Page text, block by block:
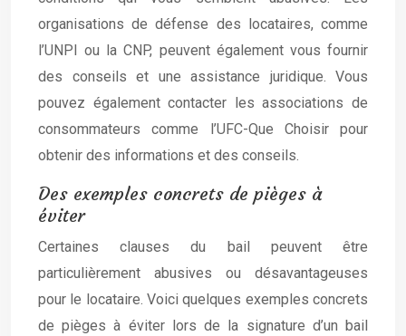
organisations de défense des locataires, comme
l’UNPI ou la CNP, peuvent également vous fournir
des conseils et une assistance juridique. Vous
pouvez également contacter les associations de
consommateurs comme l’UFC-Que Choisir pour
obtenir des informations et des conseils.
Des exemples concrets de pièges à
éviter
Certaines clauses du bail peuvent être
particulièrement abusives ou désavantageuses
pour le locataire. Voici quelques exemples concrets
de pièges à éviter lors de la signature d’un bail